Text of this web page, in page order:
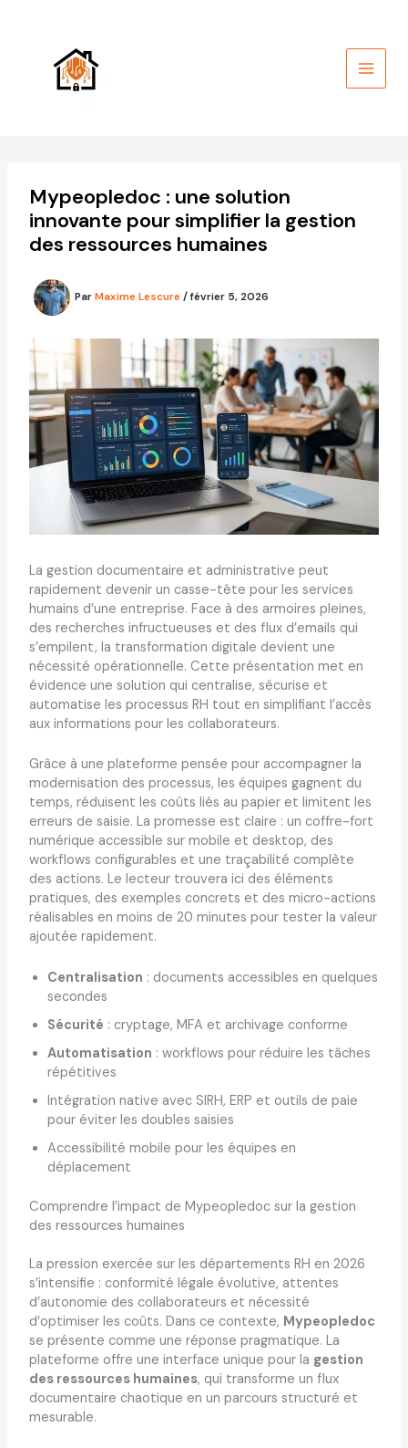
Mypeopledoc : une solution
innovante pour simplifier la gestion
des ressources humaines
ParMaxime Lescure /février 5, 2026
La gestion documentaire et administrative peut
rapidement devenir un casse-tête pour les services
humains d’une entreprise. Face à des armoires pleines,
des recherches infructueuses et des flux d’emails qui
s’empilent, la transformation digitale devient une
nécessité opérationnelle. Cette présentation met en
évidence une solution qui centralise, sécurise et
automatise les processus RH tout en simplifiant l’accès
aux informations pour les collaborateurs.
Grâce à une plateforme pensée pour accompagner la
modernisation des processus, les équipes gagnent du
temps, réduisent les coûts liés au papier et limitent les
erreurs de saisie. La promesse est claire : un coffre-fort
numérique accessible sur mobile et desktop, des
workflows configurables et une traçabilité complète
des actions. Le lecteur trouvera ici des éléments
pratiques, des exemples concrets et des micro-actions
réalisables en moins de 20 minutes pour tester la valeur
ajoutée rapidement.
Centralisation : documents accessibles en quelques
secondes
Sécurité : cryptage, MFA et archivage conforme
Automatisation : workflows pour réduire les tâches
répétitives
Intégration native avec SIRH, ERP et outils de paie
pour éviter les doubles saisies
Accessibilité mobile pour les équipes en
déplacement
Comprendre l’impact de Mypeopledoc sur la gestion
des ressources humaines
La pression exercée sur les départements RH en 2026
s’intensifie : conformité légale évolutive, attentes
d’autonomie des collaborateurs et nécessité
d’optimiser les coûts. Dans ce contexte, Mypeopledoc
se présente comme une réponse pragmatique. La
plateforme offre une interface unique pour la gestion
des ressources humaines, qui transforme un flux
documentaire chaotique en un parcours structuré et
mesurable.